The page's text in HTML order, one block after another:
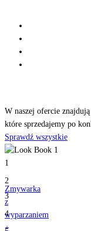
W naszej ofercie
które sprzedajemy po
Sprawdź wszystkie
1
Zmywarka
z
wyparzaniem
+
2
3
4